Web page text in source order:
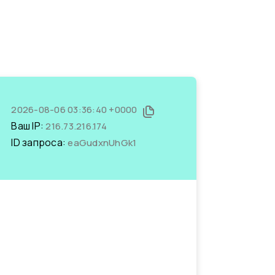
2026-08-06 03:36:40 +0000
Ваш IP:216.73.216.174
ID запроса:eaGudxnUhGk1